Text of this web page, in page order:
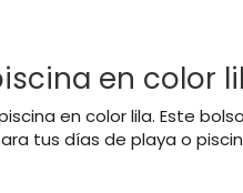
en color
en color lila. Este
tus días de playa o